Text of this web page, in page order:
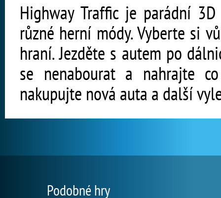
Highway Traffic je parádní
různé herní módy. Vyberte si
hraní. Jezděte s autem po
se nenabourat a nahrajte
nakupujte nová auta a další
Podobné hry